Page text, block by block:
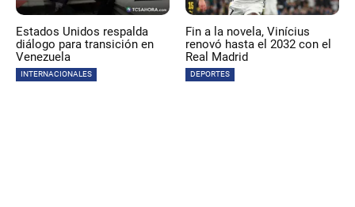
Estados Unidos respalda
diálogo para transición en
Venezuela
INTERNACIONALES
Fin a la novela, Vinícius
renovó hasta el 2032 con el
Real Madrid
DEPORTES